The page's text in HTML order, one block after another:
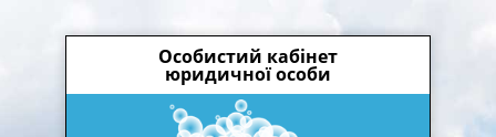
Особистий кабінет
юридичної особи